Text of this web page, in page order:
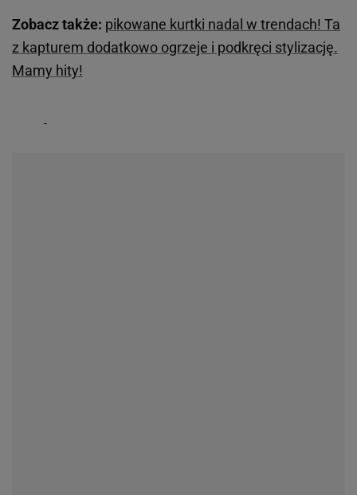
Zobacz także: pikowane kurtki nadal w trendach! Ta
z kapturem dodatkowo ogrzeje i podkręci stylizację.
Mamy hity!